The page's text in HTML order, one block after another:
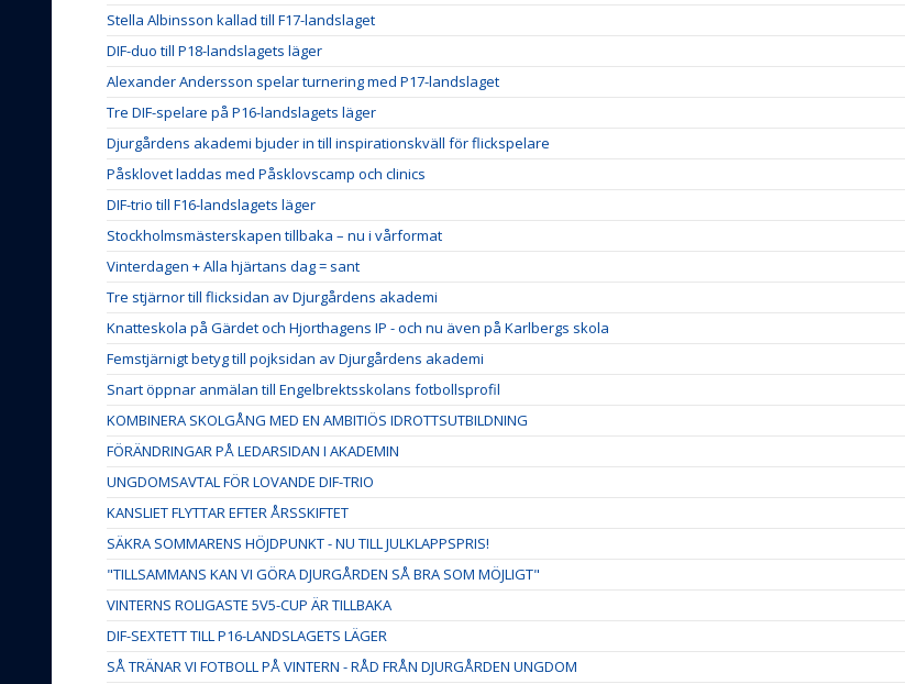
Stella Albinsson kallad till F17-landslaget
DIF-duo till P18-landslagets läger
Alexander Andersson spelar turnering med P17-landslaget
Tre DIF-spelare på P16-landslagets läger
Djurgårdens akademi bjuder in till inspirationskväll för flickspelare
Påsklovet laddas med Påsklovscamp och clinics
DIF-trio till F16-landslagets läger
Stockholmsmästerskapen tillbaka – nu i vårformat
Vinterdagen + Alla hjärtans dag = sant
Tre stjärnor till flicksidan av Djurgårdens akademi
Knatteskola på Gärdet och Hjorthagens IP - och nu även på Karlbergs skola
Femstjärnigt betyg till pojksidan av Djurgårdens akademi
Snart öppnar anmälan till Engelbrektsskolans fotbollsprofil
KOMBINERA SKOLGÅNG MED EN AMBITIÖS IDROTTSUTBILDNING
FÖRÄNDRINGAR PÅ LEDARSIDAN I AKADEMIN
UNGDOMSAVTAL FÖR LOVANDE DIF-TRIO
KANSLIET FLYTTAR EFTER ÅRSSKIFTET
SÄKRA SOMMARENS HÖJDPUNKT - NU TILL JULKLAPPSPRIS!
"TILLSAMMANS KAN VI GÖRA DJURGÅRDEN SÅ BRA SOM MÖJLIGT"
VINTERNS ROLIGASTE 5V5-CUP ÄR TILLBAKA
DIF-SEXTETT TILL P16-LANDSLAGETS LÄGER
SÅ TRÄNAR VI FOTBOLL PÅ VINTERN - RÅD FRÅN DJURGÅRDEN UNGDOM